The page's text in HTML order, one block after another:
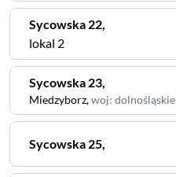
Sycowska 22,
lokal 2
Sycowska 23,
Miedzyborz,woj: dolnośląskie
Sycowska 25,